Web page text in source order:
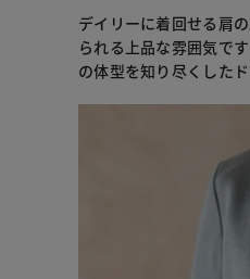
デイリーに着回せる肩
られる上品な雰囲気で
の体型を知り尽くした